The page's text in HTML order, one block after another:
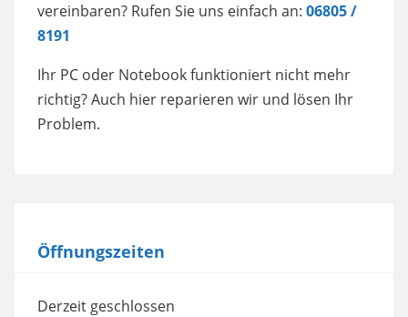
vereinbaren? Rufen Sie uns einfach an: 06805 /
8191
Ihr PC oder Notebook funktioniert nicht mehr
richtig? Auch hier reparieren wir und lösen Ihr
Problem.
Öffnungszeiten
Derzeit geschlossen